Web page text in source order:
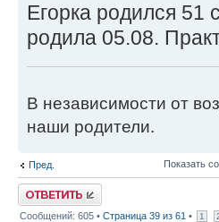
Егорка родился 51
родила 05.08.
В независимости от
наши родители.
Пред. Показать
Ответить
Сообщений: 605 • Страница 39 из 61 • 1